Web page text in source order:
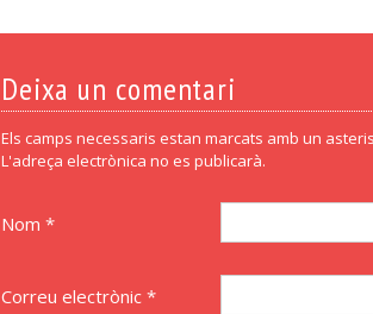
Deixa un comentari
Els camps necessaris estan marcats amb un
L'adreça electrònica no es publicarà.
Nom *
Correu electrònic *